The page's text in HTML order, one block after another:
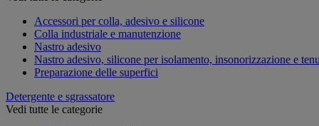
Accessori per colla, adesivo e silicone
Colla industriale e manutenzione
Nastro adesivo
Nastro adesivo, silicone per isolamento, insonorizzazione e
Preparazione delle superfici
Detergente e sgrassatore
Vedi tutte le categorie